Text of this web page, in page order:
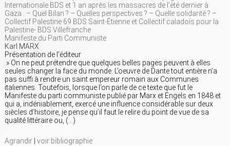
Internationale BDS et 1 an après les massacres de l’été dernier à
Gaza : – Quel Bilan ? – Quelles perspectives ? – Quelle solidarité ? –
Collectif Palestine 69 BDS Saint-Étienne et Collectif caladois pour la
Palestine- BDS Villefranche
Manifeste du Parti Communiste
Karl MARX
Présentation de l’éditeur
» On ne peut prétendre que quelques belles pages peuvent à elles
seules changer la face du monde. L’oeuvre de Dante tout entière n’a
pas suffi à rendre un saint empereur romain aux Communes
italiennes. Toutefois, lorsque l’on parle de ce texte que fut le
Manifeste du parti communiste publié par Marx et Engels en 1848 et
qui a, indéniablement, exercé une influence considérable sur deux
siècles d’histoire, je pense qu’il faut le relire du point de vue de sa
qualité littéraire ou, (…)
Agrandir voir bibliographie